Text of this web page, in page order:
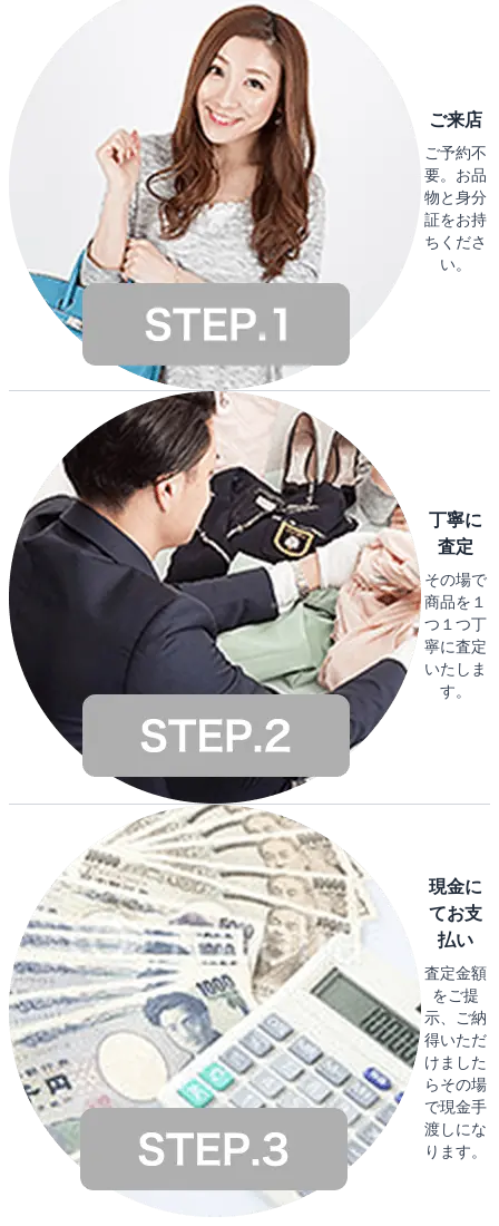
ご来店
ご予約不
要。お品
物と身分
証をお持
ちくださ
い。
丁寧に
査定
その場で
商品を１
つ１つ丁
寧に査定
いたしま
す。
現金に
てお支
払い
査定金額
をご提
示、ご納
得いただ
けました
らその場
で現金手
渡しにな
ります。